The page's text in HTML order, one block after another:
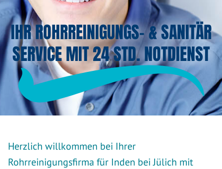
IHR ROHRREINIGUNGS- & SANITÄR
SERVICE MIT 24 STD. NOTDIENST
Herzlich willkommen bei Ihrer
Rohrreinigungsfirma für Inden bei Jülich mit